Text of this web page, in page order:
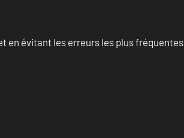
en évitant les erreurs les plus fréquentes